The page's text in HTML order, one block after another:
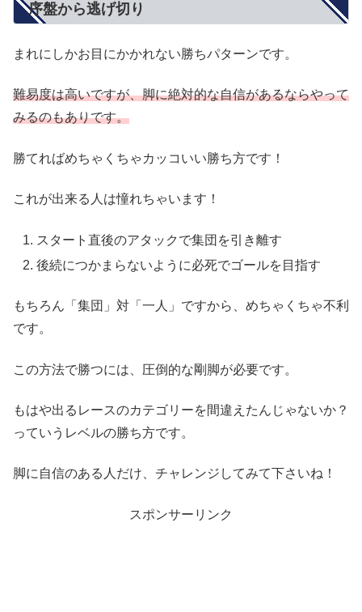
序盤から逃げ切り
まれにしかお目にかかれない勝ちパターンです。
難易度は高いですが、脚に絶対的な自信があるならやって
みるのもありです。
勝てればめちゃくちゃカッコいい勝ち方です！
これが出来る人は憧れちゃいます！
スタート直後のアタックで集団を引き離す
後続につかまらないように必死でゴールを目指す
もちろん「集団」対「一人」ですから、めちゃくちゃ不利
です。
この方法で勝つには、圧倒的な剛脚が必要です。
もはや出るレースのカテゴリーを間違えたんじゃないか？
っていうレベルの勝ち方です。
脚に自信のある人だけ、チャレンジしてみて下さいね！
スポンサーリンク